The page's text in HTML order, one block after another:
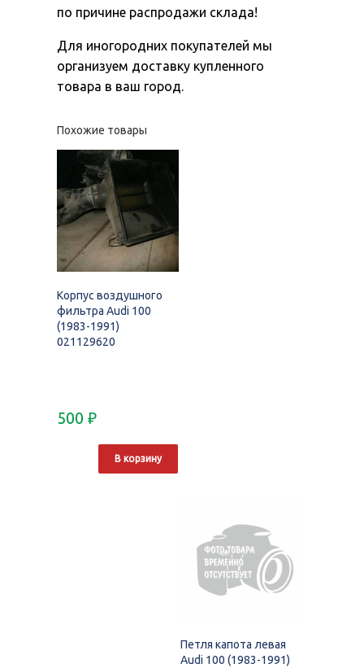
по причине распродажи склада!
Для иногородних покупателей мы
организуем доставку купленного
товара в ваш город.
Похожие товары
Корпус воздушного
фильтра Audi 100
(1983-1991)
021129620
500 ₽
В корзину
Петля капота левая
Audi 100 (1983-1991)